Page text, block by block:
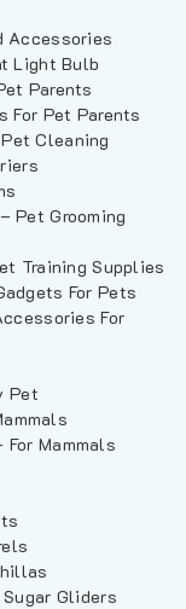
Accessories
Light Bulb
Parents
For Pet Parents
Cleaning
Pet Grooming
Training Supplies
For Pets
For
Pet
Mammals
Gliders